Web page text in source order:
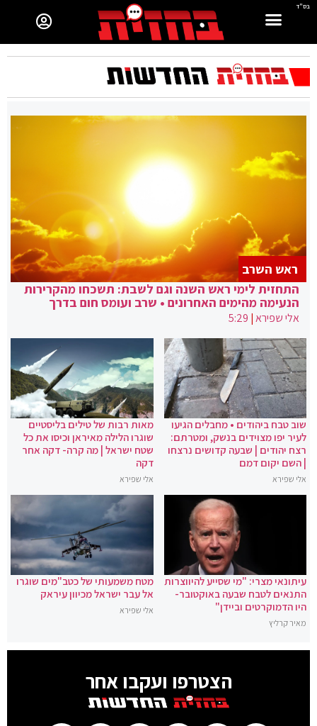
בס"ד
התחזית לימי ראש השנה וגם לשבת: תשכחו מהקרירות
הנעימה מהימים האחרונים • שרב ועומס חום בדרך
אלי שפירא|
5:29
ראש השרב
שוב טבח ביהודים • מחבלים הגיעו
לעיר יפו מצוידים בנשק, ומטרתם:
רצח יהודים | שבעה קדושים נרצחו
| השם יקום דמם
אלי שפירא
מאות רבות של טילים בליסטיים
שוגרו הלילה מאיראן וכיסו את כל
שטח ישראל | מה קרה- דקה אחר
דקה
אלי שפירא
עיתונאי מצרי: "מי שסייע להיווצרות
התנאים לטבח שבעה באוקטובר-
היו הדמוקרטים וביידן"
מאיר קרליץ
מטח משמעותי של כטב"מים שוגרו
אל עבר ישראל מכיוון עיראק
אלי שפירא
הצטרפו ועקבו אחר